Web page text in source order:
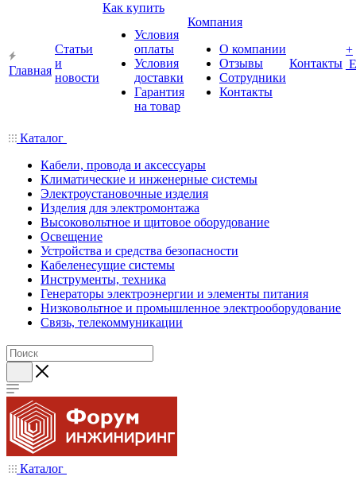
Главная
Статьи
и
новости
Как купить
Условия
оплаты
Условия
доставки
Гарантия
на товар
Компания
О компании
Отзывы
Сотрудники
Контакты
Контакты
+
Каталог
Кабели, провода и аксессуары
Климатические и инженерные системы
Электроустановочные изделия
Изделия для электромонтажа
Высоковольтное и щитовое оборудование
Освещение
Устройства и средства безопасности
Кабеленесущие системы
Инструменты, техника
Генераторы электроэнергии и элементы питания
Низковольтное и промышленное электрооборудование
Связь, телекоммуникации
Каталог